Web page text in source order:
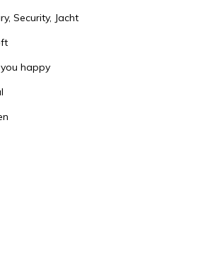
Security, Jacht
happy